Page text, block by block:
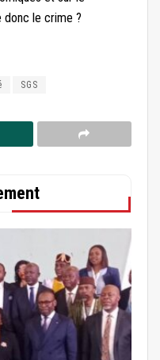
donc le crime ?
SGS